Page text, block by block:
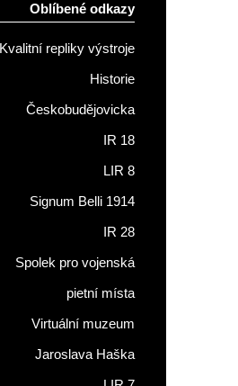
Oblíbené odkazy
Kvalitní repliky výstroje
Historie
Českobudějovicka
IR 18
LIR 8
Signum Belli 1914
IR 28
Spolek pro vojenská
pietní místa
Virtuální muzeum
Jaroslava Haška